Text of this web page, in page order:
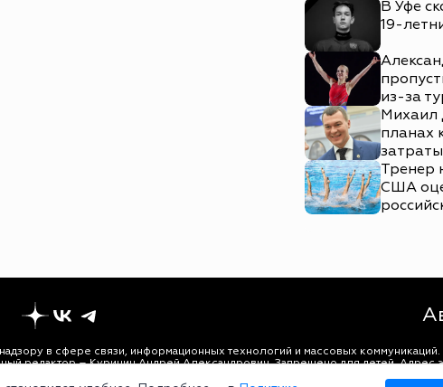
В Уфе
19-
из-за
Михаил
планах
Тренер
США
в сфере связи, информационных технологий и массовых коммуникаций.
редактор – Курицин Андрей Александрович. Запрещено для детей. Адрес
материалы, опубликованные на сайте, защищены в соответствии с